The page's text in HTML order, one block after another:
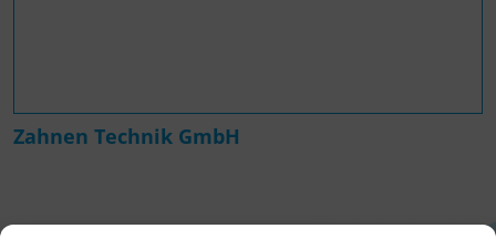
Zahnen Technik GmbH